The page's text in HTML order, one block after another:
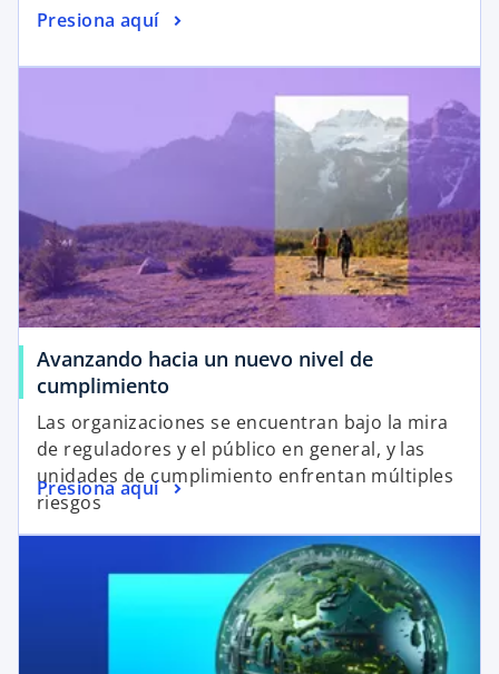
Presiona aquí
Avanzando hacia un nuevo nivel de
cumplimiento
Las organizaciones se encuentran bajo la mira
de reguladores y el público en general, y las
unidades de cumplimiento enfrentan múltiples
riesgos
Presiona aquí